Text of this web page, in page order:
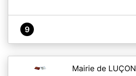
9
Mairie de LUÇON